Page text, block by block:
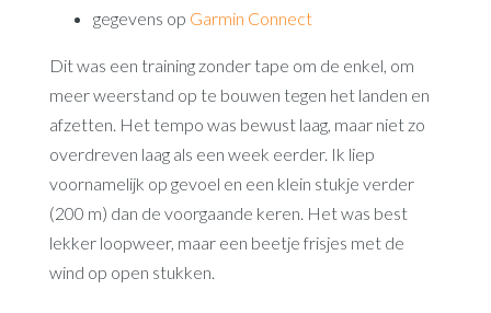
gegevens op Garmin Connect
Dit was een training zonder tape om de enkel, om
meer weerstand op te bouwen tegen het landen en
afzetten. Het tempo was bewust laag, maar niet zo
overdreven laag als een week eerder. Ik liep
voornamelijk op gevoel en een klein stukje verder
(200 m) dan de voorgaande keren. Het was best
lekker loopweer, maar een beetje frisjes met de
wind op open stukken.